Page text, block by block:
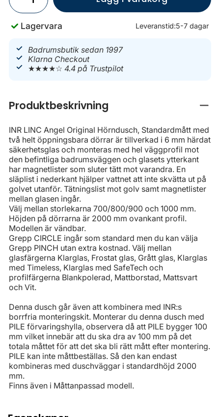
Lagervara Leveranstid:5-7 dagar
Badrumsbutik sedan 1997
Klarna Checkout
★★★★☆4.4 på Trustpilot
Produktbeskrivning
INR LINC Angel Original Hörndusch, Standardmått med
två helt öppningsbara dörrar är tillverkad i 6 mm härdat
säkerhetsglas och monteras med hel väggprofil mot
den befintliga badrumsväggen och glasets ytterkant
har magnetlister som sluter tätt mot varandra. En
släplist i nederkant hjälper vattnet att inte skvätta ut på
golvet utanför. Tätningslist mot golv samt magnetlister
mellan glasen ingår.
Välj mellan storlekarna 700/800/900 och 1000 mm.
Höjden på dörrarna är 2000 mm ovankant profil.
Modellen är vändbar.
Grepp CIRCLE ingår som standard men du kan välja
Grepp PINCH utan extra kostnad. Välj mellan
glasfärgerna Klarglas, Frostat glas, Grått glas, Klarglas
med Timeless, Klarglas med SafeTech och
profilfärgerna Blankpolerad, Mattborstad, Mattsvart
och Vit.
Denna dusch går även att kombinera med INR:s
borrfria monteringskit. Monterar du denna dusch med
PILE förvaringshylla, observera då att PILE bygger 100
mm vilket innebär att du ska dra av 100 mm på det
totala måttet för att det ska bli rätt mått efter montering.
PILE kan inte måttbeställas. Så den kan endast
kombineras med duschväggar i standardhöjd 2000
mm.
Finns även i Måttanpassad modell.